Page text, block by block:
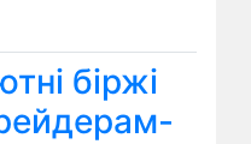
біржі